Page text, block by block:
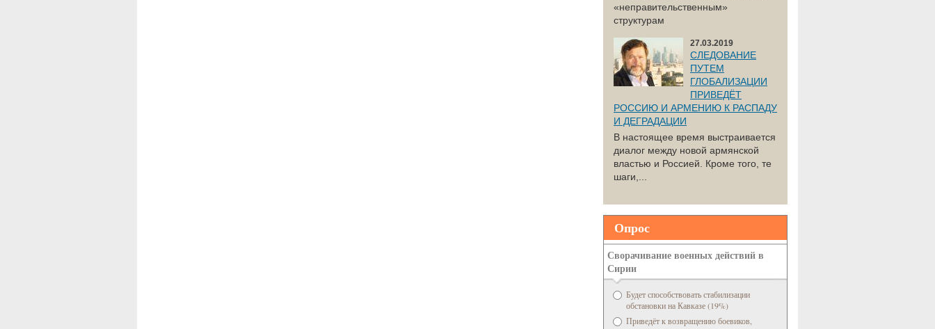
«неправительственным»
структурам
27.03.2019
СЛЕДОВАНИЕ
ПУТЕМ
ГЛОБАЛИЗАЦИИ
ПРИВЕДЁТ
РОССИЮ И АРМЕНИЮ К РАСПАДУ
И ДЕГРАДАЦИИ
В настоящее время выстраивается
диалог между новой армянской
властью и Россией. Кроме того, те
шаги,...
Опрос
Сворачивание военных действий в
Сирии
Будет способствовать стабилизации
обстановки на Кавказе (19%)
Приведёт к возвращению боевиков,